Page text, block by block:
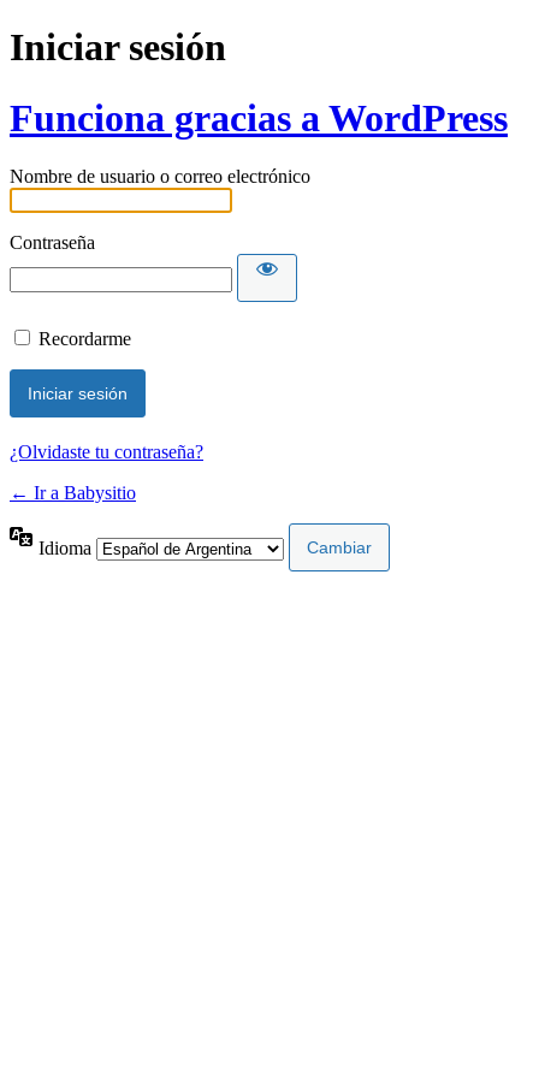
Iniciar sesión
Funciona gracias a WordPress
Nombre de usuario o correo electrónico
Contraseña
Recordarme
¿Olvidaste tu contraseña?
← Ir a Babysitio
Idioma